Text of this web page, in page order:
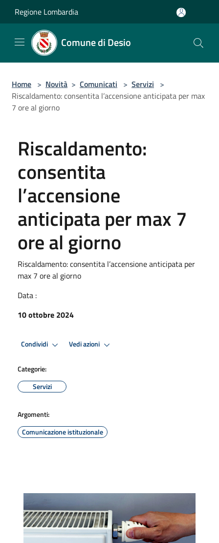
Regione Lombardia
Comune di Desio
Home > Novità > Comunicati > Servizi >
Riscaldamento: consentita l’accensione anticipata per max
7 ore al giorno
Riscaldamento:
consentita
l’accensione
anticipata per max 7
ore al giorno
Riscaldamento: consentita l’accensione anticipata per
max 7 ore al giorno
Data :
10 ottobre 2024
Condividi Vedi azioni
Categorie:
Servizi
Argomenti:
Comunicazione istituzionale